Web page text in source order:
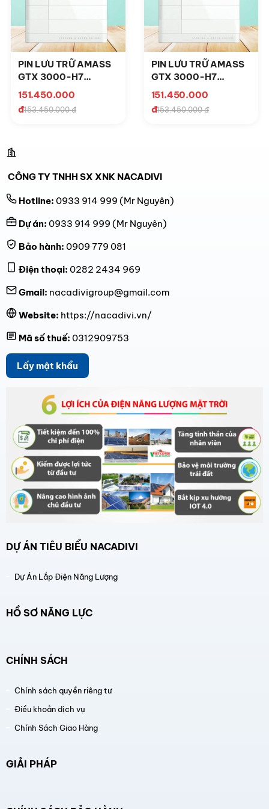
PIN LƯU TRỮ AMASS
GTX 3000-H7
17.5KW
151.450.000
đ153.450.000 đ
PIN LƯU TRỮ AMASS
GTX 3000-H7
17.5KW
151.450.000
đ153.450.000 đ
CÔNG TY TNHH SX XNK NACADIVI
Hotline: 0933 914 999 (Mr Nguyên)
Dự án: 0933 914 999 (Mr Nguyên)
Bảo hành: 0909 779 081
Điện thoại: 0282 2434 969
Gmail: nacadivigroup@gmail.com
Website: https://nacadivi.vn/
Mã số thuế: 0312909753
Lấy mật khẩu
DỰ ÁN TIÊU BIỂU NACADIVI
Dự Án Lắp Điện Năng Lượng
HỒ SƠ NĂNG LỰC
CHÍNH SÁCH
Chính sách quyền riêng tư
Điều khoản dịch vụ
Chính Sách Giao Hàng
GIẢI PHÁP